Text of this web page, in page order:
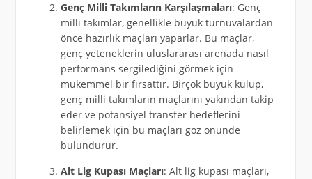
Genç Milli Takımların Karşılaşmaları: Genç
milli takımlar, genellikle büyük turnuvalardan
önce hazırlık maçları yaparlar. Bu maçlar,
genç yeteneklerin uluslararası arenada nasıl
performans sergilediğini görmek için
mükemmel bir fırsattır. Birçok büyük kulüp,
genç milli takımların maçlarını yakından takip
eder ve potansiyel transfer hedeflerini
belirlemek için bu maçları göz önünde
bulundurur.
Alt Lig Kupası Maçları: Alt lig kupası maçları,